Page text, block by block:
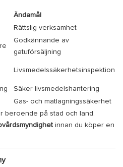
Ändamål
Rättslig verksamhet
Godkännande av
gatuförsäljning
Livsmedelssäkerhetsinspektion
Säker livsmedelshantering
Gas- och matlagningssäkerhet
beroende på stad och land.
innan du köper en